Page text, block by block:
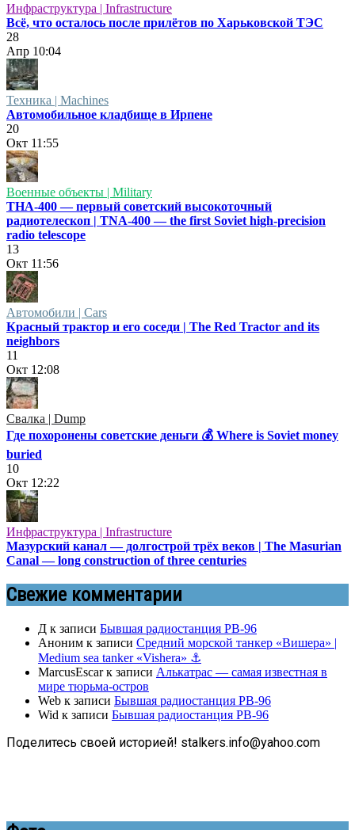
Инфраструктура | Infrastructure
Всё, что осталось после прилётов по Харьковской ТЭС
28
Апр 10:04
Техника | Machines
Автомобильное кладбище в Ирпене
20
Окт 11:55
Военные объекты | Military
ТНА-400 — первый советский высокоточный
радиотелескоп | TNA-400 — the first Soviet high-precision
radio telescope
13
Окт 11:56
Автомобили | Cars
Красный трактор и его соседи | The Red Tractor and its
neighbors
11
Окт 12:08
Свалка | Dump
Где похоронены советские деньги 💰 Where is Soviet money
buried
10
Окт 12:22
Инфраструктура | Infrastructure
Мазурский канал — долгострой трёх веков | The Masurian
Canal — long construction of three centuries
Свежие комментарии
Д к записи Бывшая радиостанция РВ-96
Аноним к записи Средний морской танкер «Вишера» |
Medium sea tanker «Vishera» ⚓
MarcusEscarк записи Алькатрас — самая известная в
мире тюрьма-остров
Web к записи Бывшая радиостанция РВ-96
Wid к записи Бывшая радиостанция РВ-96
Поделитесь своей историей! stalkers.info@yahoo.com